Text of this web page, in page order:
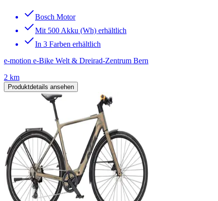
Bosch Motor
Mit 500 Akku (Wh) erhältlich
In 3 Farben erhältlich
e-motion e-Bike Welt & Dreirad-Zentrum Bern
2 km
Produktdetails ansehen